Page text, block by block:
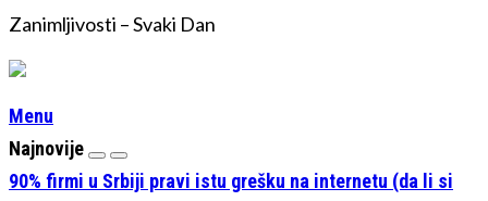
Zanimljivosti – Svaki Dan
Menu
Najnovije
90% firmi u Srbiji pravi istu grešku na internetu (da li si